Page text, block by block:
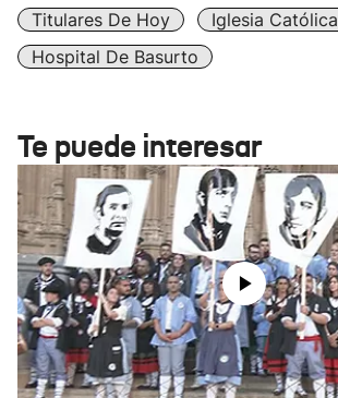
Titulares De Hoy
Iglesia Católica
Hospital De Basurto
Te puede interesar